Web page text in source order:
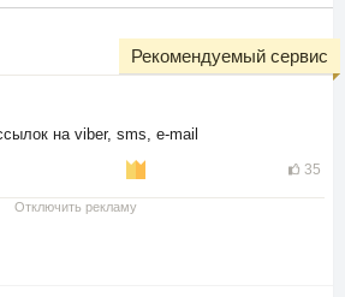
на viber, sms, e-mail
35
Рекомендуемый сервис
Отключить рекламу